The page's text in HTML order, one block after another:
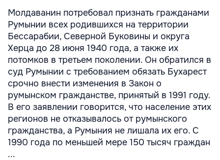
Молдаванин потребовал признать гражданами
Румынии всех родившихся на территории
Бессарабии, Северной Буковины и округа
Херца до 28 июня 1940 года, а также их
потомков в третьем поколении. Он обратился в
суд Румынии с требованием обязать Бухарест
срочно внести изменения в Закон о
румынском гражданстве, принятый в 1991 году.
В его заявлении говорится, что население этих
регионов не отказывалось от румынского
гражданства, а Румыния не лишала их его. С
1990 года по меньшей мере 150 тысяч граждан
...